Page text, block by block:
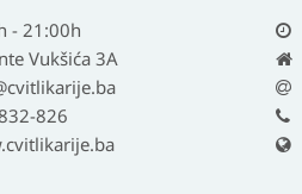
- 21:00h
Vukšića 3A
826